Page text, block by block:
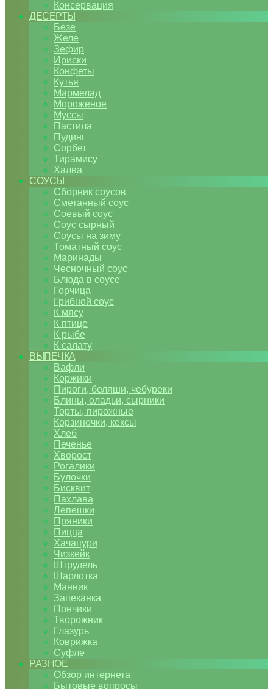
Консервация
ДЕСЕРТЫ
Безе
Желе
Зефир
Ириски
Конфеты
Кутья
Мармелад
Мороженое
Муссы
Пастила
Пудинг
Сорбет
Тирамису
Халва
СОУСЫ
Сборник соусов
Сметанный соус
Соевый соус
Соус сырный
Соусы на зиму
Томатный соус
Маринады
Чесночный соус
Блюда в соусе
Горчица
Грибной соус
К мясу
К птице
К рыбе
К салату
ВЫПЕЧКА
Вафли
Коржики
Пироги, беляши, чебуреки
Блины, оладьи, сырники
Торты, пирожные
Корзиночки, кексы
Хлеб
Печенье
Хворост
Рогалики
Булочки
Бисквит
Пахлава
Лепешки
Пряники
Пицца
Хачапури
Чизкейк
Штрудель
Шарлотка
Манник
Запеканка
Пончики
Творожник
Глазурь
Коврижка
Суфле
РАЗНОЕ
Обзор интернета
Бытовые вопросы